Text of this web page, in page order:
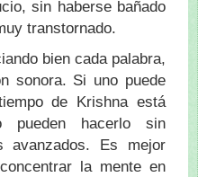
sin haberse bañado
transtornado.
bien cada palabra,
sonora. Si uno puede
de Krishna está
hacerlo sin
avanzados. Es mejor
la mente en